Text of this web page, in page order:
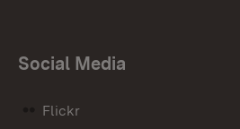
Social Media
Flickr